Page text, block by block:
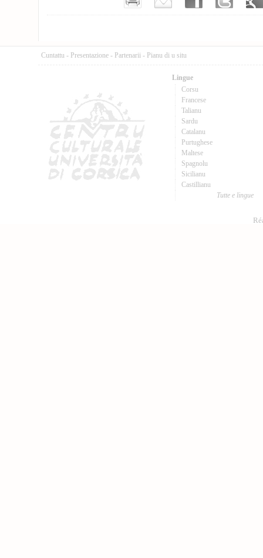
Cuntattu - Presentazione - Partenarii - Pianu di u situ
Lingue
Corsu
Francese
Talianu
Sardu
Catalanu
Purtughese
Maltese
Spagnolu
Sicilianu
Castillianu
Tutte e lingue